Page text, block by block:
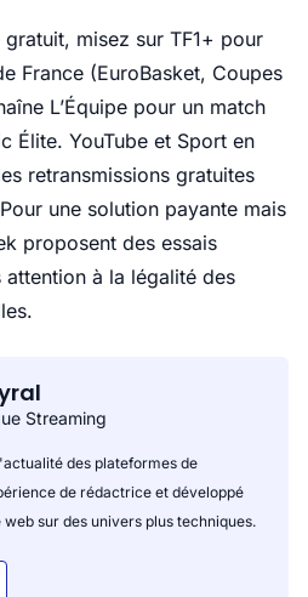
misez sur TF1+ pour
France (EuroBasket, Coupes
L’Équipe pour un match
Élite. YouTube et Sport en
retransmissions gratuites
une solution payante mais
proposent des essais
à la légalité des
Streaming
des plateformes de
de rédactrice et développé
sur des univers plus techniques.